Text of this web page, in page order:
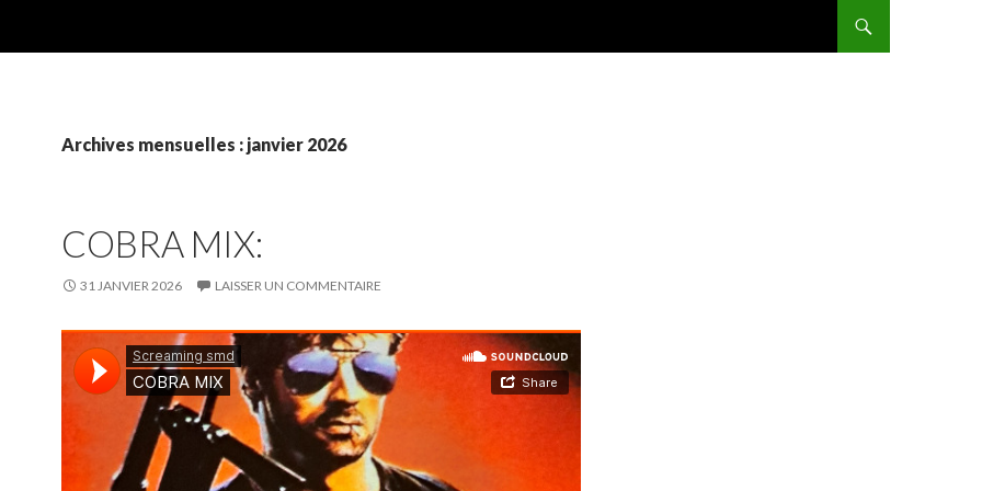
Archives mensuelles : janvier 2026
COBRA MIX:
31 JANVIER 2026 LAISSER UN COMMENTAIRE